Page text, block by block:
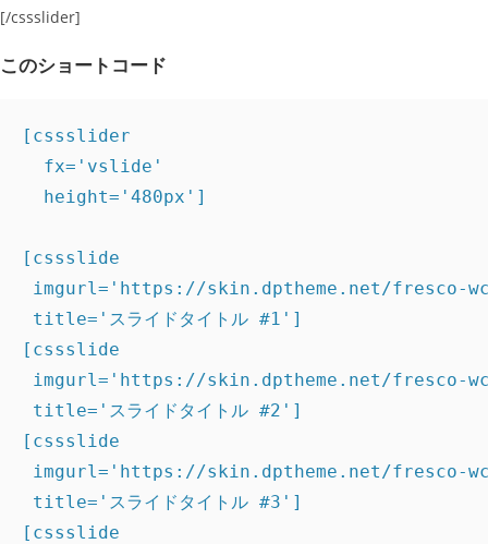
[/cssslider]
このショートコード
[cssslider
  fx='vslide'
  height='480px']
[cssslide
imgurl='https://skin.dptheme.net/fresco-
title='スライドタイトル #1']
[cssslide
imgurl='https://skin.dptheme.net/fresco-
title='スライドタイトル #2']
[cssslide
imgurl='https://skin.dptheme.net/fresco-
title='スライドタイトル #3']
[cssslide